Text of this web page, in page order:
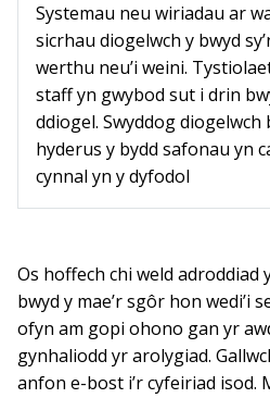
Systemau neu wiriadau ar
sicrhau diogelwch y bwyd
werthu neu’i weini.
staff yn gwybod sut i drin
ddiogel. Swyddog diogelwch
hyderus y bydd safonau yn
cynnal yn y dyfodol
Os hoffech chi weld adroddiad
bwyd y mae’r sgôr hon wedi’i
ofyn am gopi ohono gan yr
gynhaliodd yr arolygiad.
anfon e-bost i’r cyfeiriad isod.